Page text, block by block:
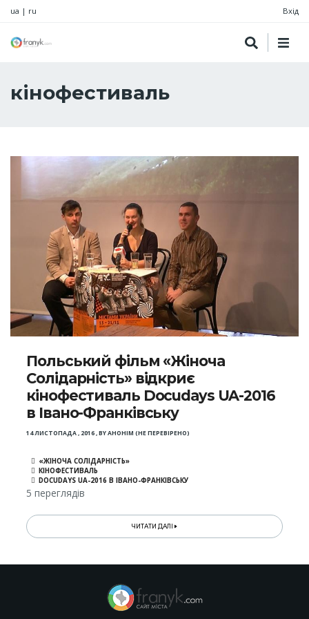
ua | ru Вхід
кінофестиваль
Польський фільм «Жіноча
Солідарність» відкриє
кінофестиваль Docudays UA-2016
в Івано-Франківську
14 ЛИСТОПАДА , 2016,BYАНОНІМ (НЕ ПЕРЕВІРЕНО)
«ЖІНОЧА СОЛІДАРНІСТЬ»
КІНОФЕСТИВАЛЬ
DOCUDAYS UA-2016 В ІВАНО-ФРАНКІВСЬКУ
5 переглядів
ЧИТАТИ ДАЛІ